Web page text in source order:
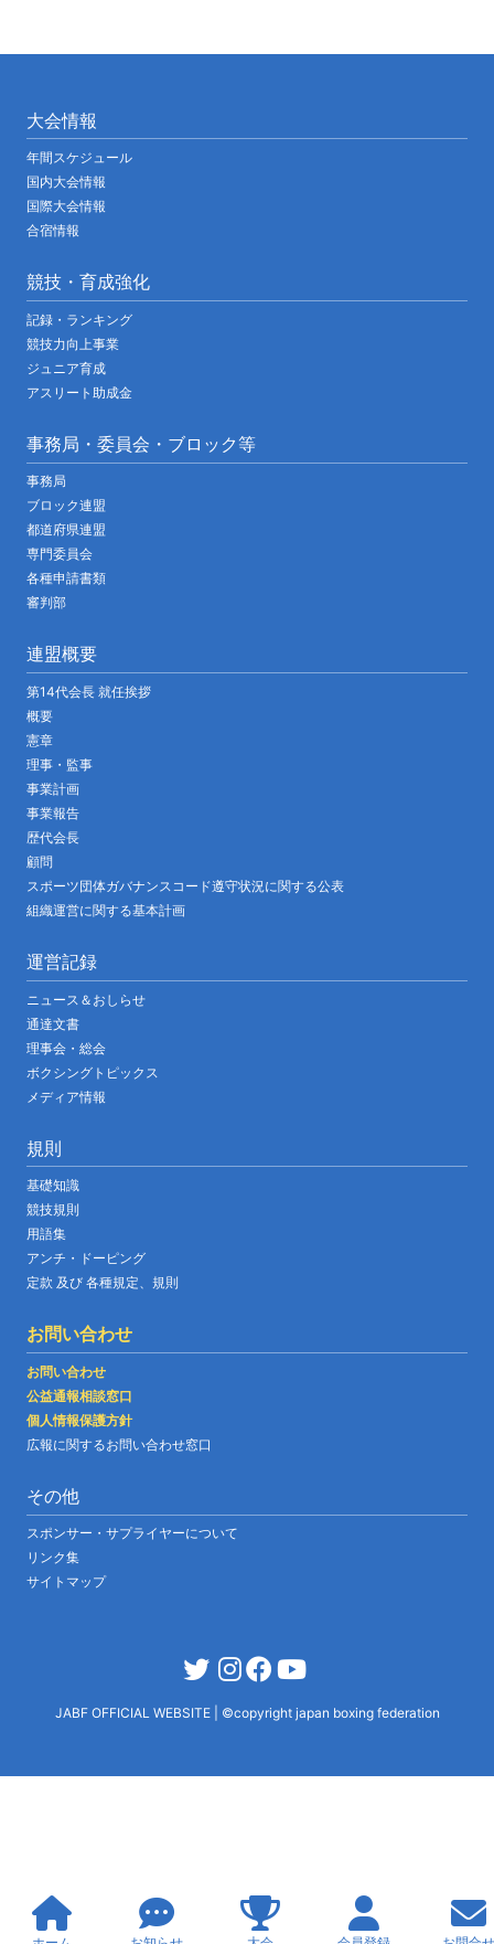
大会情報
年間スケジュール
国内大会情報
国際大会情報
合宿情報
競技・育成強化
記録・ランキング
競技力向上事業
ジュニア育成
アスリート助成金
事務局・委員会・ブロック等
事務局
ブロック連盟
都道府県連盟
専門委員会
各種申請書類
審判部
連盟概要
第14代会長 就任挨拶
概要
憲章
理事・監事
事業計画
事業報告
歴代会長
顧問
スポーツ団体ガバナンスコード遵守状況に関する公表
組織運営に関する基本計画
運営記録
ニュース＆おしらせ
通達文書
理事会・総会
ボクシングトピックス
メディア情報
規則
基礎知識
競技規則
用語集
アンチ・ドーピング
定款 及び 各種規定、規則
お問い合わせ
お問い合わせ
公益通報相談窓口
個人情報保護方針
広報に関するお問い合わせ窓口
その他
スポンサー・サプライヤーについて
リンク集
サイトマップ
JABF OFFICIAL WEBSITE ©copyright japan boxing federation